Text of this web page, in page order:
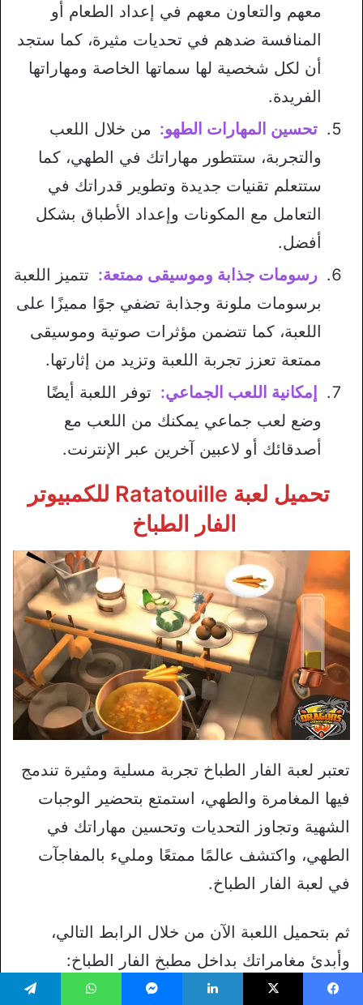
معهم والتعاون معهم في إعداد الطعام أو
المنافسة ضدهم في تحديات مثيرة، كما ستجد
أن لكل شخصية لها سماتها الخاصة ومهاراتها
الفريدة.
تحسين المهارات الطهو: من خلال اللعب
والتجربة، ستتطور مهاراتك في الطهي، كما
ستتعلم تقنيات جديدة وتطوير قدراتك في
التعامل مع المكونات وإعداد الأطباق بشكل
أفضل.
رسومات جذابة وموسيقى ممتعة: تتميز اللعبة
برسومات ملونة وجذابة تضفي جوًا مميزًا على
اللعبة، كما تتضمن مؤثرات صوتية وموسيقى
ممتعة تعزز تجربة اللعبة وتزيد من إثارتها.
إمكانية اللعب الجماعي: توفر اللعبة أيضًا
وضع لعب جماعي يمكنك من اللعب مع
أصدقائك أو لاعبين آخرين عبر الإنترنت.
تحميل لعبة Ratatouille للكمبيوتر
الفار الطباخ
تعتبر لعبة الفار الطباخ تجربة مسلية ومثيرة تندمج
فيها المغامرة والطهي، استمتع بتحضير الوجبات
الشهية وتجاوز التحديات وتحسين مهاراتك في
الطهي، واكتشف عالمًا ممتعًا ومليء بالمفاجآت
في لعبة الفار الطباخ.
ثم بتحميل اللعبة الآن من خلال الرابط التالي،
وأبدئ مغامراتك بداخل مطبخ الفار الطباخ: